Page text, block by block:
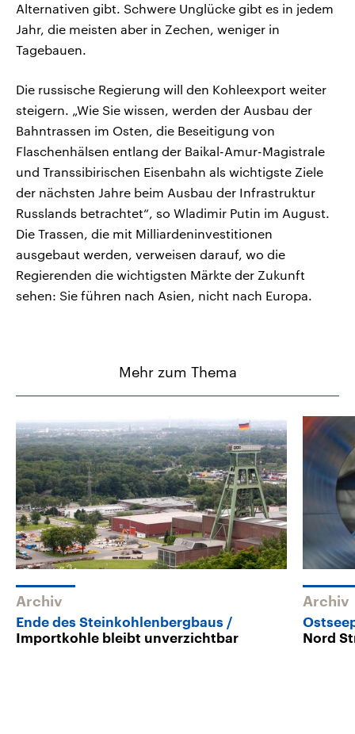
Alternativen gibt. Schwere Unglücke gibt es in jedem
Jahr, die meisten aber in Zechen, weniger in
Tagebauen.
Die russische Regierung will den Kohleexport weiter
steigern. „Wie Sie wissen, werden der Ausbau der
Bahntrassen im Osten, die Beseitigung von
Flaschenhälsen entlang der Baikal-Amur-Magistrale
und Transsibirischen Eisenbahn als wichtigste Ziele
der nächsten Jahre beim Ausbau der Infrastruktur
Russlands betrachtet“, so Wladimir Putin im August.
Die Trassen, die mit Milliardeninvestitionen
ausgebaut werden, verweisen darauf, wo die
Regierenden die wichtigsten Märkte der Zukunft
sehen: Sie führen nach Asien, nicht nach Europa.
Mehr zum Thema
Archiv
Ende des Steinkohlenbergbaus
Importkohle bleibt unverzichtbar
Archiv
Nord